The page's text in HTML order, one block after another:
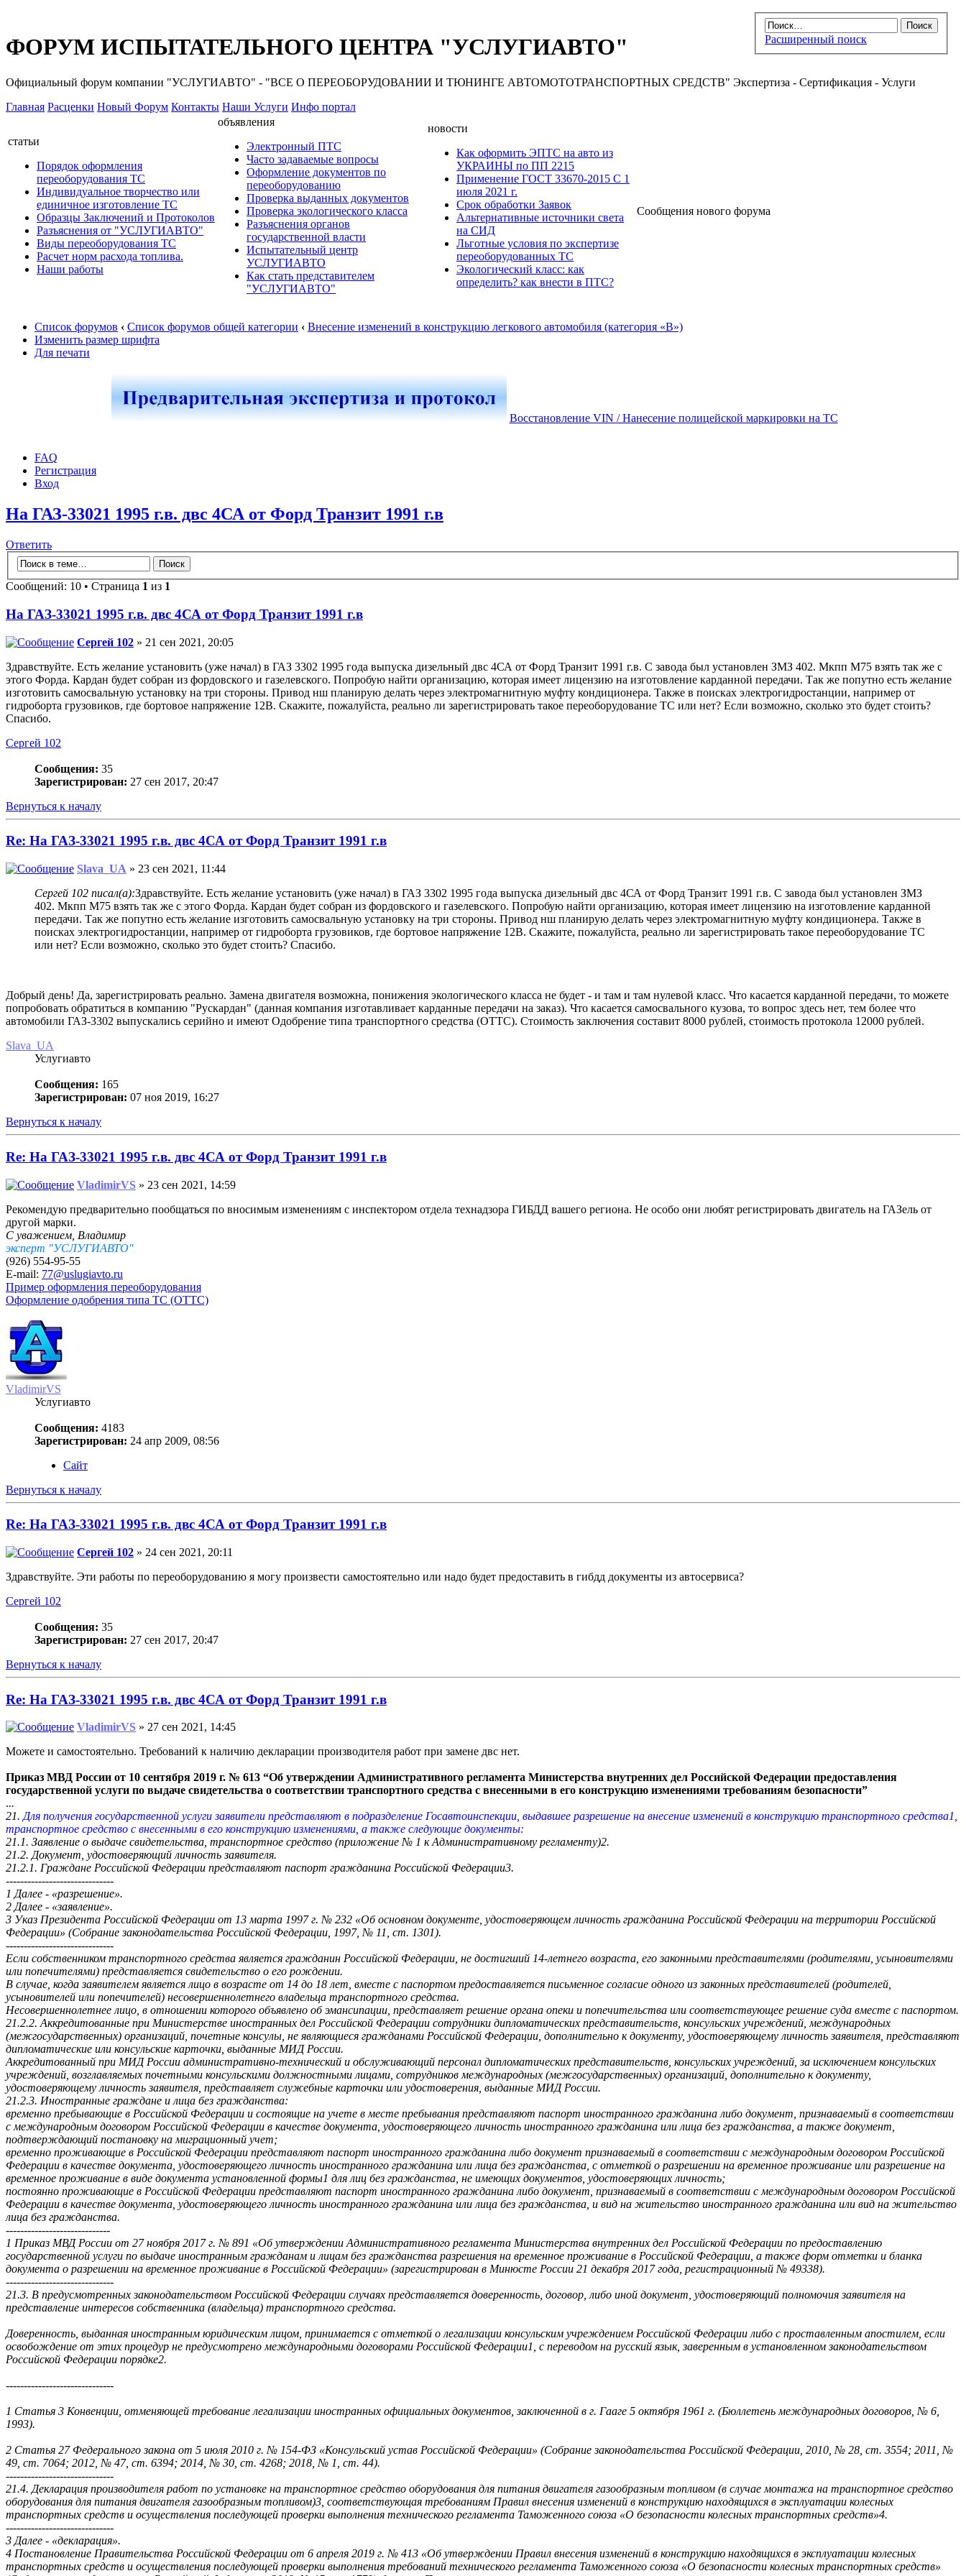
Расширенный поиск
ФОРУМ ИСПЫТАТЕЛЬНОГО ЦЕНТРА "УСЛУГИАВТО"
Официальный форум компании "УСЛУГИАВТО" - "ВСЕ О ПЕРЕОБОРУДОВАНИИ И ТЮНИНГЕ АВТОМОТОТРАНСПОРТНЫХ СРЕДСТВ" Экспертиза - Сертификация - Услуги
Главная Расценки Новый Форум Контакты Наши Услуги Инфо портал
статьи
Порядок оформления
переоборудования ТС
Индивидуальное творчество или
единичное изготовление ТС
Образцы Заключений и Протоколов
Разъяснения от "УСЛУГИАВТО"
Виды переоборудования ТС
Расчет норм расхода топлива.
Наши работы
объявления
Электронный ПТС
Часто задаваемые вопросы
Оформление документов по
переоборудованию
Проверка выданных документов
Проверка экологического класса
Разъяснения органов
государственной власти
Испытательный центр
УСЛУГИАВТО
Как стать представителем
"УСЛУГИАВТО"
новости
Как оформить ЭПТС на авто из
УКРАИНЫ по ПП 2215
Применение ГОСТ 33670-2015 С 1
июля 2021 г.
Срок обработки Заявок
Альтернативные источники света
на СИД
Льготные условия по экспертизе
переоборудованных ТС
Экологический класс: как
определить? как внести в ПТС?
Сообщения нового форума
Список форумов ‹ Список форумов общей категории ‹ Внесение изменений в конструкцию легкового автомобиля (категория «В»)
Изменить размер шрифта
Для печати
Восстановление VIN / Нанесение полицейской маркировки на ТС
FAQ
Регистрация
Вход
На ГАЗ-33021 1995 г.в. двс 4СА от Форд Транзит 1991 г.в
Ответить
Сообщений: 10 • Страница 1 из 1
На ГАЗ-33021 1995 г.в. двс 4СА от Форд Транзит 1991 г.в
Сергей 102 » 21 сен 2021, 20:05
Здравствуйте. Есть желание установить (уже начал) в ГАЗ 3302 1995 года выпуска дизельный двс 4СА от Форд Транзит 1991 г.в. С завода был установлен ЗМЗ 402. Мкпп М75 взять так же с
этого Форда. Кардан будет собран из фордовского и газелевского. Попробую найти организацию, которая имеет лицензию на изготовление карданной передачи. Так же попутно есть желание
изготовить самосвальную установку на три стороны. Привод нш планирую делать через электромагнитную муфту кондиционера. Также в поисках электрогидростанции, например от
гидроборта грузовиков, где бортовое напряжение 12В. Скажите, пожалуйста, реально ли зарегистрировать такое переоборудование ТС или нет? Если возможно, сколько это будет стоить?
Спасибо.
Сергей 102
Сообщения: 35
Зарегистрирован: 27 сен 2017, 20:47
Вернуться к началу
Re: На ГАЗ-33021 1995 г.в. двс 4СА от Форд Транзит 1991 г.в
Slava_UA » 23 сен 2021, 11:44
Сергей 102 писал(а):Здравствуйте. Есть желание установить (уже начал) в ГАЗ 3302 1995 года выпуска дизельный двс 4СА от Форд Транзит 1991 г.в. С завода был установлен ЗМЗ
402. Мкпп М75 взять так же с этого Форда. Кардан будет собран из фордовского и газелевского. Попробую найти организацию, которая имеет лицензию на изготовление карданной
передачи. Так же попутно есть желание изготовить самосвальную установку на три стороны. Привод нш планирую делать через электромагнитную муфту кондиционера. Также в
поисках электрогидростанции, например от гидроборта грузовиков, где бортовое напряжение 12В. Скажите, пожалуйста, реально ли зарегистрировать такое переоборудование ТС
или нет? Если возможно, сколько это будет стоить? Спасибо.
Добрый день! Да, зарегистрировать реально. Замена двигателя возможна, понижения экологического класса не будет - и там и там нулевой класс. Что касается карданной передачи, то можете
попробовать обратиться в компанию "Рускардан" (данная компания изготавливает карданные передачи на заказ). Что касается самосвального кузова, то вопрос здесь нет, тем более что
автомобили ГАЗ-3302 выпускались серийно и имеют Одобрение типа транспортного средства (ОТТС). Стоимость заключения составит 8000 рублей, стоимость протокола 12000 рублей.
Slava_UA
Услугиавто
Сообщения: 165
Зарегистрирован: 07 ноя 2019, 16:27
Вернуться к началу
Re: На ГАЗ-33021 1995 г.в. двс 4СА от Форд Транзит 1991 г.в
VladimirVS » 23 сен 2021, 14:59
Рекомендую предварительно пообщаться по вносимым изменениям с инспектором отдела технадзора ГИБДД вашего региона. Не особо они любят регистрировать двигатель на ГАЗель от
другой марки.
С уважением, Владимир
эксперт "УСЛУГИАВТО"
(926) 554-95-55
E-mail: 77@uslugiavto.ru
Пример оформления переоборудования
Оформление одобрения типа ТС (ОТТС)
VladimirVS
Услугиавто
Сообщения: 4183
Зарегистрирован: 24 апр 2009, 08:56
Сайт
Вернуться к началу
Re: На ГАЗ-33021 1995 г.в. двс 4СА от Форд Транзит 1991 г.в
Сергей 102 » 24 сен 2021, 20:11
Здравствуйте. Эти работы по переоборудованию я могу произвести самостоятельно или надо будет предоставить в гибдд документы из автосервиса?
Сергей 102
Сообщения: 35
Зарегистрирован: 27 сен 2017, 20:47
Вернуться к началу
Re: На ГАЗ-33021 1995 г.в. двс 4СА от Форд Транзит 1991 г.в
VladimirVS » 27 сен 2021, 14:45
Можете и самостоятельно. Требований к наличию декларации производителя работ при замене двс нет.
Приказ МВД России от 10 сентября 2019 г. № 613 “Об утверждении Административного регламента Министерства внутренних дел Российской Федерации предоставления
государственной услуги по выдаче свидетельства о соответствии транспортного средства с внесенными в его конструкцию изменениями требованиям безопасности”
...
21.Для получения государственной услуги заявители представляют в подразделение Госавтоинспекции, выдавшее разрешение на внесение изменений в конструкцию транспортного средства1,
транспортное средство с внесенными в его конструкцию изменениями, а также следующие документы:
21.1. Заявление о выдаче свидетельства, транспортное средство (приложение № 1 к Административному регламенту)2.
21.2. Документ, удостоверяющий личность заявителя.
21.2.1. Граждане Российской Федерации представляют паспорт гражданина Российской Федерации3.
------------------------------
1 Далее - «разрешение».
2 Далее - «заявление».
3 Указ Президента Российской Федерации от 13 марта 1997 г. № 232 «Об основном документе, удостоверяющем личность гражданина Российской Федерации на территории Российской
Федерации» (Собрание законодательства Российской Федерации, 1997, № 11, ст. 1301).
------------------------------
Если собственником транспортного средства является гражданин Российской Федерации, не достигший 14-летнего возраста, его законными представителями (родителями, усыновителями
или попечителями) представляется свидетельство о его рождении.
В случае, когда заявителем является лицо в возрасте от 14 до 18 лет, вместе с паспортом предоставляется письменное согласие одного из законных представителей (родителей,
усыновителей или попечителей) несовершеннолетнего владельца транспортного средства.
Несовершеннолетнее лицо, в отношении которого объявлено об эмансипации, представляет решение органа опеки и попечительства или соответствующее решение суда вместе с паспортом.
21.2.2. Аккредитованные при Министерстве иностранных дел Российской Федерации сотрудники дипломатических представительств, консульских учреждений, международных
(межгосударственных) организаций, почетные консулы, не являющиеся гражданами Российской Федерации, дополнительно к документу, удостоверяющему личность заявителя, представляют
дипломатические или консульские карточки, выданные МИД России.
Аккредитованный при МИД России административно-технический и обслуживающий персонал дипломатических представительств, консульских учреждений, за исключением консульских
учреждений, возглавляемых почетными консульскими должностными лицами, сотрудников международных (межгосударственных) организаций, дополнительно к документу,
удостоверяющему личность заявителя, представляет служебные карточки или удостоверения, выданные МИД России.
21.2.3. Иностранные граждане и лица без гражданства:
временно пребывающие в Российской Федерации и состоящие на учете в месте пребывания представляют паспорт иностранного гражданина либо документ, признаваемый в соответствии
с международным договором Российской Федерации в качестве документа, удостоверяющего личность иностранного гражданина или лица без гражданства, а также документ,
подтверждающий постановку на миграционный учет;
временно проживающие в Российской Федерации представляют паспорт иностранного гражданина либо документ признаваемый в соответствии с международным договором Российской
Федерации в качестве документа, удостоверяющего личность иностранного гражданина или лица без гражданства, с отметкой о разрешении на временное проживание или разрешение на
временное проживание в виде документа установленной формы1 для лиц без гражданства, не имеющих документов, удостоверяющих личность;
постоянно проживающие в Российской Федерации представляют паспорт иностранного гражданина либо документ, признаваемый в соответствии с международным договором Российской
Федерации в качестве документа, удостоверяющего личность иностранного гражданина или лица без гражданства, и вид на жительство иностранного гражданина или вид на жительство
лица без гражданства.
-----------------------------
1 Приказ МВД России от 27 ноября 2017 г. № 891 «Об утверждении Административного регламента Министерства внутренних дел Российской Федерации по предоставлению
государственной услуги по выдаче иностранным гражданам и лицам без гражданства разрешения на временное проживание в Российской Федерации, а также форм отметки и бланка
документа о разрешении на временное проживание в Российской Федерации» (зарегистрирован в Минюсте России 21 декабря 2017 года, регистрационный № 49338).
------------------------------
21.3. В предусмотренных законодательством Российской Федерации случаях представляется доверенность, договор, либо иной документ, удостоверяющий полномочия заявителя на
представление интересов собственника (владельца) транспортного средства.
Доверенность, выданная иностранным юридическим лицом, принимается с отметкой о легализации консульским учреждением Российской Федерации либо с проставленным апостилем, если
освобождение от этих процедур не предусмотрено международными договорами Российской Федерации1, с переводом на русский язык, заверенным в установленном законодательством
Российской Федерации порядке2.
------------------------------
1 Статья 3 Конвенции, отменяющей требование легализации иностранных официальных документов, заключенной в г. Гааге 5 октября 1961 г. (Бюллетень международных договоров, № 6,
1993).
2 Статья 27 Федерального закона от 5 июля 2010 г. № 154-ФЗ «Консульский устав Российской Федерации» (Собрание законодательства Российской Федерации, 2010, № 28, ст. 3554; 2011, №
49, ст. 7064; 2012, № 47, ст. 6394; 2014, № 30, ст. 4268; 2018, № 1, ст. 44).
------------------------------
21.4. Декларация производителя работ по установке на транспортное средство оборудования для питания двигателя газообразным топливом (в случае монтажа на транспортное средство
оборудования для питания двигателя газообразным топливом)3, соответствующая требованиям Правил внесения изменений в конструкцию находящихся в эксплуатации колесных
транспортных средств и осуществления последующей проверки выполнения технического регламента Таможенного союза «О безопасности колесных транспортных средств»4.
------------------------------
3 Далее - «декларация».
4 Постановление Правительства Российской Федерации от 6 апреля 2019 г. № 413 «Об утверждении Правил внесения изменений в конструкцию находящихся в эксплуатации колесных
транспортных средств и осуществления последующей проверки выполнения требований технического регламента Таможенного союза «О безопасности колесных транспортных средств»